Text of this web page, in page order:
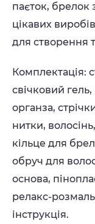
паєток, брелок
цікавих
для створення
Комплектація:
свічковий
органза,
нитки,
кільце для
обруч для
основа,
релакс-
інструкція.